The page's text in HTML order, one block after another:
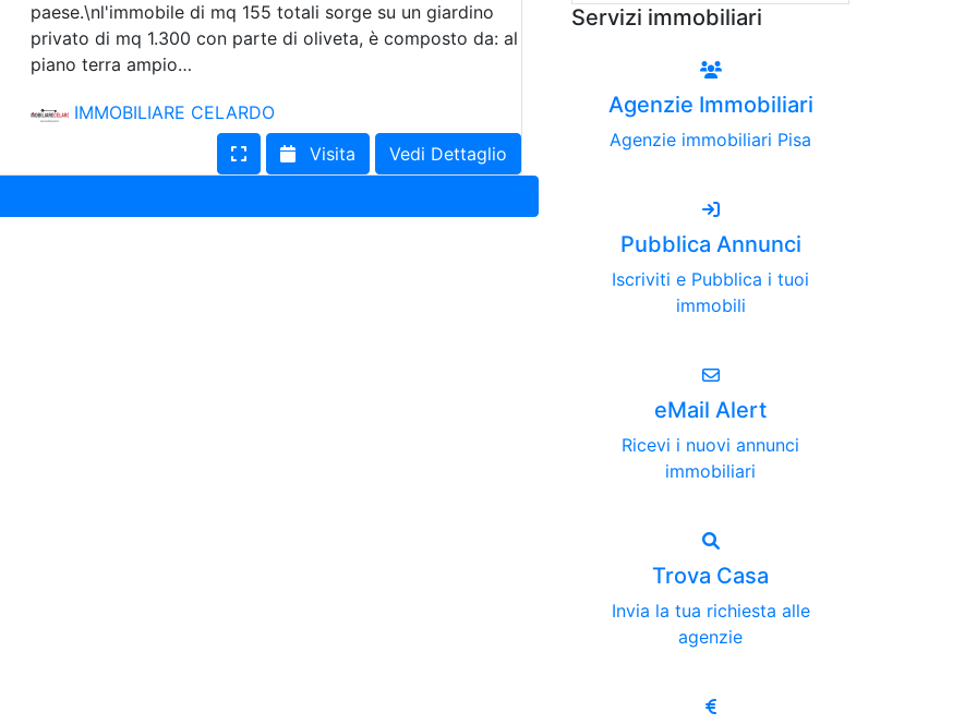
Capannoni
Uffici
Terreni in Vendita
Terreno edificabile
paese.\nl'immobile di mq 155 totali sorge su un giardino
privato di mq 1.300 con parte di oliveta, è composto da: al
piano terra ampio…
IMMOBILIARE CELARDO
Visita
Vedi Dettaglio
Servizi immobiliari
Agenzie Immobiliari
Agenzie immobiliari Pisa
Pubblica Annunci
Iscriviti e Pubblica i tuoi
immobili
eMail Alert
Ricevi i nuovi annunci
immobiliari
Trova Casa
Invia la tua richiesta alle
agenzie